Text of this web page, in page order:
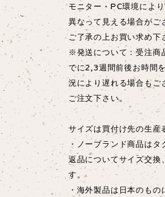
モニター・PC環境によ
異なって見える場合がご
ご了承の上お買い求め下
※発送について：受注商
でに2,3週間前後お時間
況により遅れる場合もご
ご注文下さい。
サイズは買付け先の生産
・ノーブランド商品は
返品についてサイズ交換
す。
・海外製品は日本のも